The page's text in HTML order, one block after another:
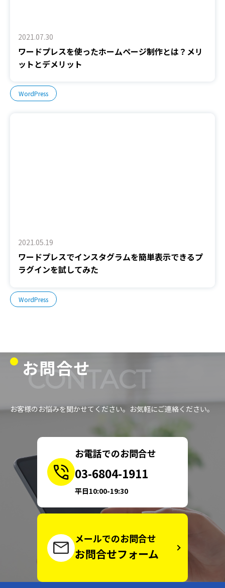
2021.07.30
ワードプレスを使ったホームページ制作とは？メリ
ットとデメリット
WordPress
2021.05.19
ワードプレスでインスタグラムを簡単表示できるプ
ラグインを試してみた
WordPress
お問合せ
CONTACT
お客様のお悩みを聞かせてください。お気軽にご連絡ください。
お電話でのお問合せ
03-6804-1911
平日10:00-19:30
メールでのお問合せ
お問合せフォーム